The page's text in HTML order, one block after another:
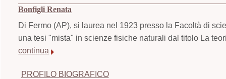
Bonfigli Renata
Di Fermo (AP), si laurea nel 1923 presso la Facoltà di
una tesi "mista" in scienze fisiche naturali dal titolo La
continua
PROFILO BIOGRAFICO